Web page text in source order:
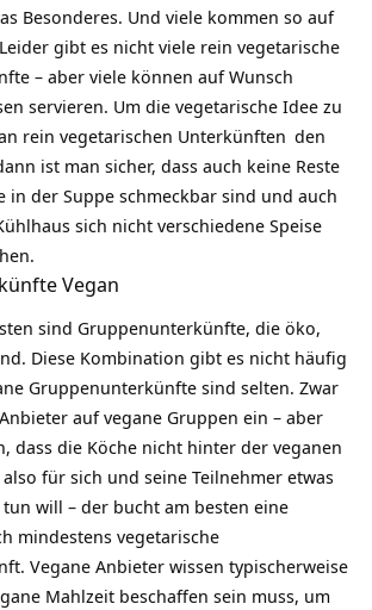
Besonderes. Und viele kommen so auf
gibt es nicht viele rein vegetarische
– aber viele können auf Wunsch
servieren. Um die vegetarische Idee zu
rein vegetarischen Unterkünften den
ist man sicher, dass auch keine Reste
in der Suppe schmeckbar sind und auch
sich nicht verschiedene Speise
Vegan
sind Gruppenunterkünfte, die öko,
Diese Kombination gibt es nicht häufig
Gruppenunterkünfte sind selten. Zwar
auf vegane Gruppen ein – aber
dass die Köche nicht hinter der veganen
für sich und seine Teilnehmer etwas
will – der bucht am besten eine
mindestens vegetarische
Vegane Anbieter wissen typischerweise
Mahlzeit beschaffen sein muss, um